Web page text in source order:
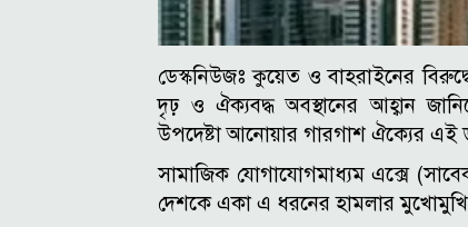
ডেস্কনিউজঃ কুয়েত ও বাহরাইনের
দৃঢ় ও ঐক্যবদ্ধ অবস্থানের আহ্বান
উপদেষ্টা আনোয়ার গারগাশ ঐক্যের এই
সামাজিক যোগাযোগমাধ্যম এক্সে
দেশকে একা এ ধরনের হামলার